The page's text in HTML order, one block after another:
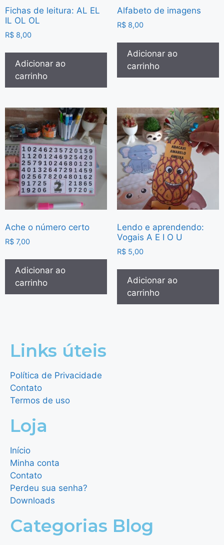
Fichas de leitura: AL EL
IL OL OL
R$ 8,00
Adicionar ao
carrinho
Alfabeto de imagens
R$ 8,00
Adicionar ao
carrinho
Ache o número certo
R$ 7,00
Adicionar ao
carrinho
Lendo e aprendendo:
Vogais A E I O U
R$ 5,00
Adicionar ao
carrinho
Links úteis
Política de Privacidade
Contato
Termos de uso
Loja
Início
Minha conta
Contato
Perdeu sua senha?
Downloads
Categorias Blog